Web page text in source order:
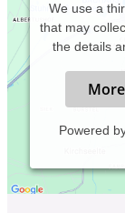
We use a
that may
the details
Powered
activ